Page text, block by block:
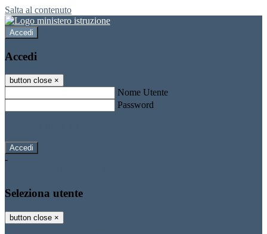
Salta al contenuto
Accedi
Accedi
button close ×
Nome Utente
Password
-
Seleziona utente
button close ×